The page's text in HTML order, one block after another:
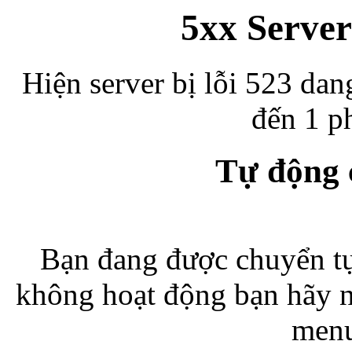
5xx
Hiện server bị lỗi 523
đến 1
Tự động
Bạn đang được chuyển
không hoạt động bạn hãy